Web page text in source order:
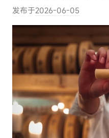
发布于2026-06-05
者
e
l
u
o
u